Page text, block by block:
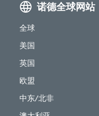
诺德全球网站
全球
美国
英国
欧盟
中东/北非